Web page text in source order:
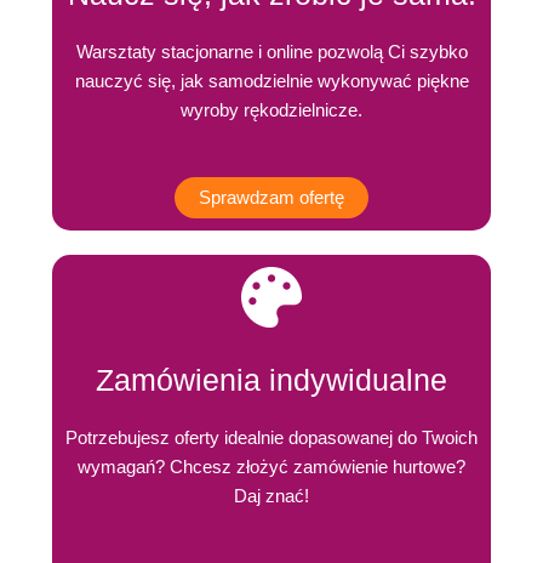
Warsztaty stacjonarne i online pozwolą Ci szybko
nauczyć się, jak samodzielnie wykonywać piękne
wyroby rękodzielnicze.
Sprawdzam ofertę
Zamówienia indywidualne
Potrzebujesz oferty idealnie dopasowanej do Twoich
wymagań? Chcesz złożyć zamówienie hurtowe?
Daj znać!